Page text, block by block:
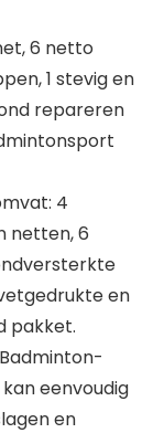
6 netto
1 stevig en
repareren
4
netten, 6
en
pakket.
eenvoudig
en